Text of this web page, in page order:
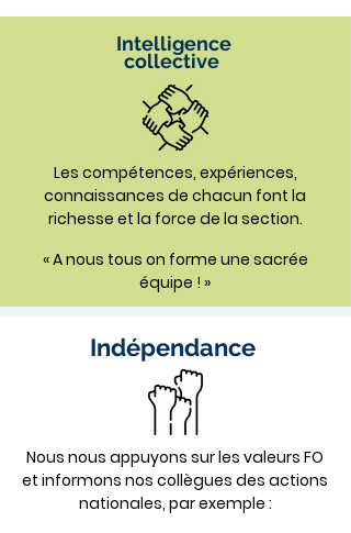
Intelligence
collective
Les compétences, expériences,
connaissances de chacun font la
richesse et la force de la section.
« A nous tous on forme une sacrée
équipe ! »
Indépendance
Nous nous appuyons sur les valeurs FO
et informons nos collègues des actions
nationales, parexemple :